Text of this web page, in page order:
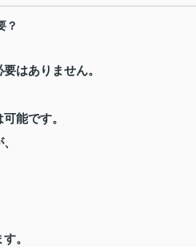
？
はありません。
能です。
。